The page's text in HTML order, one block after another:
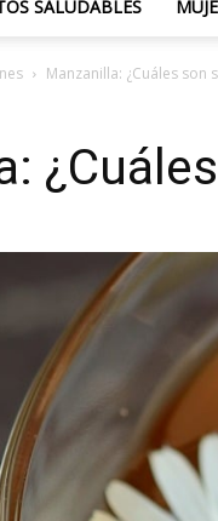
SALUDABLES
Manzanilla: ¿Cuáles